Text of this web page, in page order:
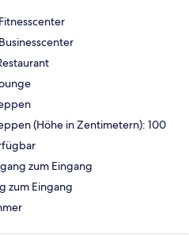
(Höhe in Zentimetern): 100
zum Eingang
zum Eingang